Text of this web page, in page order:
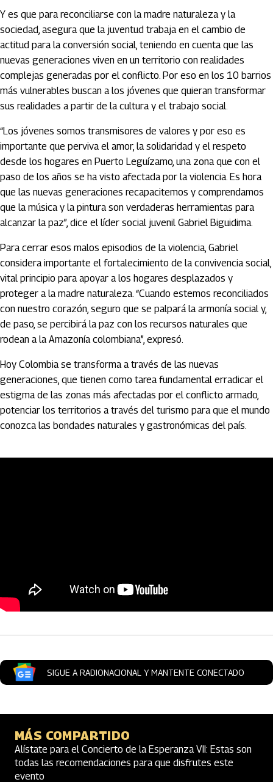
Y es que para reconciliarse con la madre naturaleza y la
sociedad, asegura que la juventud trabaja en el cambio de
actitud para la conversión social, teniendo en cuenta que las
nuevas generaciones viven en un territorio con realidades
complejas generadas por el conflicto. Por eso en los 10 barrios
más vulnerables buscan a los jóvenes que quieran transformar
sus realidades a partir de la cultura y el trabajo social.
“Los jóvenes somos transmisores de valores y por eso es
importante que perviva el amor, la solidaridad y el respeto
desde los hogares en Puerto Leguízamo, una zona que con el
paso de los años se ha visto afectada por la violencia. Es hora
que las nuevas generaciones recapacitemos y comprendamos
que la música y la pintura son verdaderas herramientas para
alcanzar la paz”, dice el líder social juvenil Gabriel Biguidima.
Para cerrar esos malos episodios de la violencia, Gabriel
considera importante el fortalecimiento de la convivencia social,
vital principio para apoyar a los hogares desplazados y
proteger a la madre naturaleza. “Cuando estemos reconciliados
con nuestro corazón, seguro que se palpará la armonía social y,
de paso, se percibirá la paz con los recursos naturales que
rodean a la Amazonía colombiana”, expresó.
Hoy Colombia se transforma a través de las nuevas
generaciones, que tienen como tarea fundamental erradicar el
estigma de las zonas más afectadas por el conflicto armado,
potenciar los territorios a través del turismo para que el mundo
conozca las bondades naturales y gastronómicas del país.
Artículos Player
SIGUE A RADIONACIONAL Y MANTENTE CONECTADO
MÁS COMPARTIDO
Alístate para el Concierto de la Esperanza VII: Estas son
todas las recomendaciones para que disfrutes este
evento